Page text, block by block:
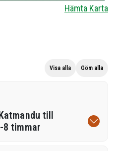
Hämta Karta
Visa alla Göm alla
till
8 timmar